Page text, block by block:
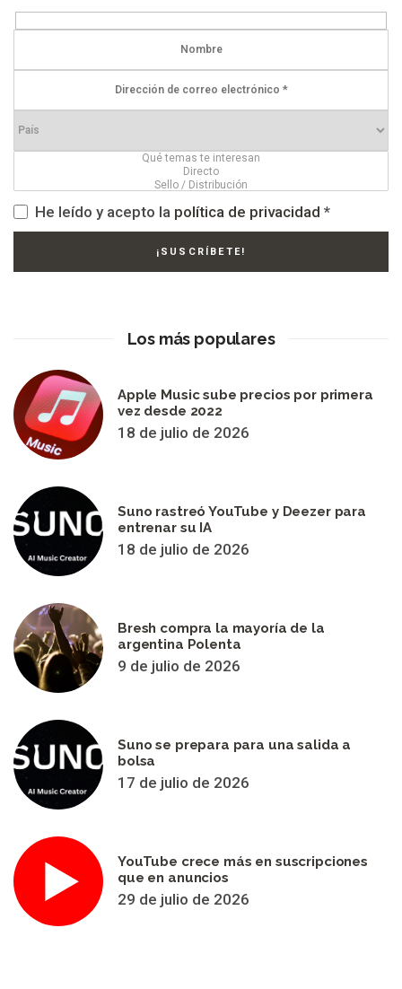
He leído y acepto la política de privacidad *
Los más populares
Apple Music sube precios por primera
vez desde 2022
18 de julio de 2026
Suno rastreó YouTube y Deezer para
entrenar su IA
18 de julio de 2026
Bresh compra la mayoría de la
argentina Polenta
9 de julio de 2026
Suno se prepara para una salida a
bolsa
17 de julio de 2026
YouTube crece más en suscripciones
que en anuncios
29 de julio de 2026